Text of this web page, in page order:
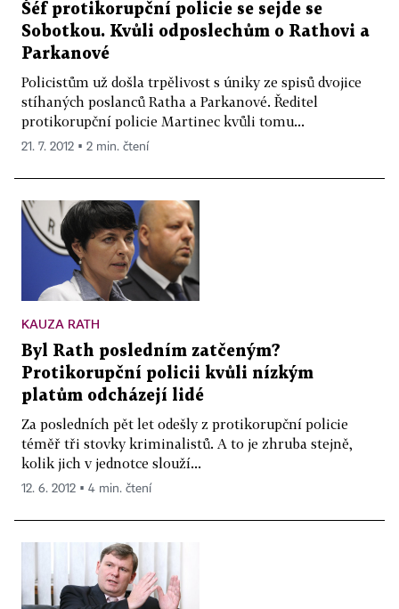
Šéf protikorupční policie se sejde se
Sobotkou. Kvůli odposlechům o Rathovi a
Parkanové
Policistům už došla trpělivost s úniky ze spisů dvojice
stíhaných poslanců Ratha a Parkanové. Ředitel
protikorupční policie Martinec kvůli tomu...
21. 7. 2012 ▪ 2 min. čtení
KAUZA RATH
Byl Rath posledním zatčeným?
Protikorupční policii kvůli nízkým
platům odcházejí lidé
Za posledních pět let odešly z protikorupční policie
téměř tři stovky kriminalistů. A to je zhruba stejně,
kolik jich v jednotce slouží...
12. 6. 2012 ▪ 4 min. čtení